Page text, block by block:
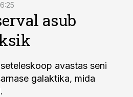
asub
avastas seni
galaktika, mida